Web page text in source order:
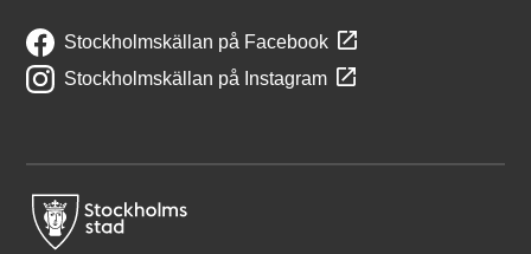
Stockholmskällan på Facebook
Stockholmskällan på Instagram